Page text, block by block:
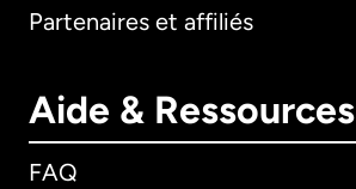
Partenaires et affiliés
Aide & Ressources
FAQ